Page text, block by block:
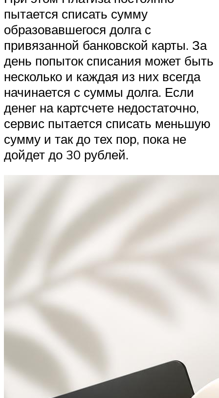
пытается списать сумму
образовавшегося долга с
привязанной банковской карты. За
день попыток списания может быть
несколько и каждая из них всегда
начинается с суммы долга. Если
денег на картсчете недостаточно,
сервис пытается списать меньшую
сумму и так до тех пор, пока не
дойдет до 30 рублей.